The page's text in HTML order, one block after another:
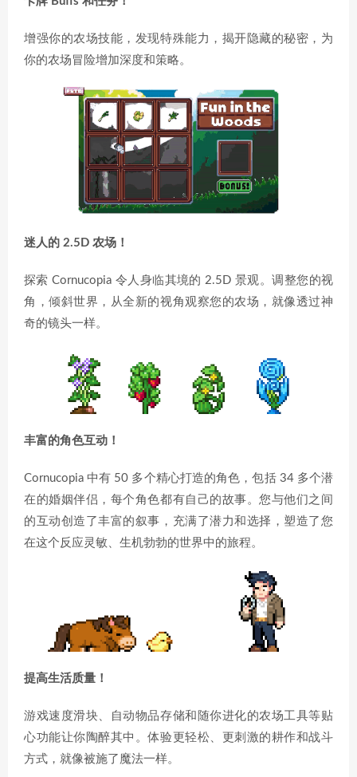
增强你的农场技能，发现特殊能力，揭开隐藏的秘密，为
你的农场冒险增加深度和策略。
迷人的 2.5D 农场！
探索 Cornucopia 令人身临其境的 2.5D 景观。调整您的视
角，倾斜世界，从全新的视角观察您的农场，就像透过神
奇的镜头一样。
丰富的角色互动！
Cornucopia 中有 50 多个精心打造的角色，包括 34 多个潜
在的婚姻伴侣，每个角色都有自己的故事。您与他们之间
的互动创造了丰富的叙事，充满了潜力和选择，塑造了您
在这个反应灵敏、生机勃勃的世界中的旅程。
提高生活质量！
游戏速度滑块、自动物品存储和随你进化的农场工具等贴
心功能让你陶醉其中。体验更轻松、更刺激的耕作和战斗
方式，就像被施了魔法一样。